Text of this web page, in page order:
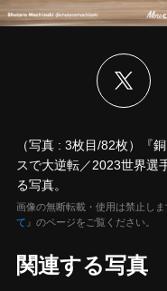
（写真 : 3枚目/82枚）『
スで大逆転／2023世界選
る写真。
画像の無断転載・使用は禁止し
て 』のページをご覧ください。
関連する写真